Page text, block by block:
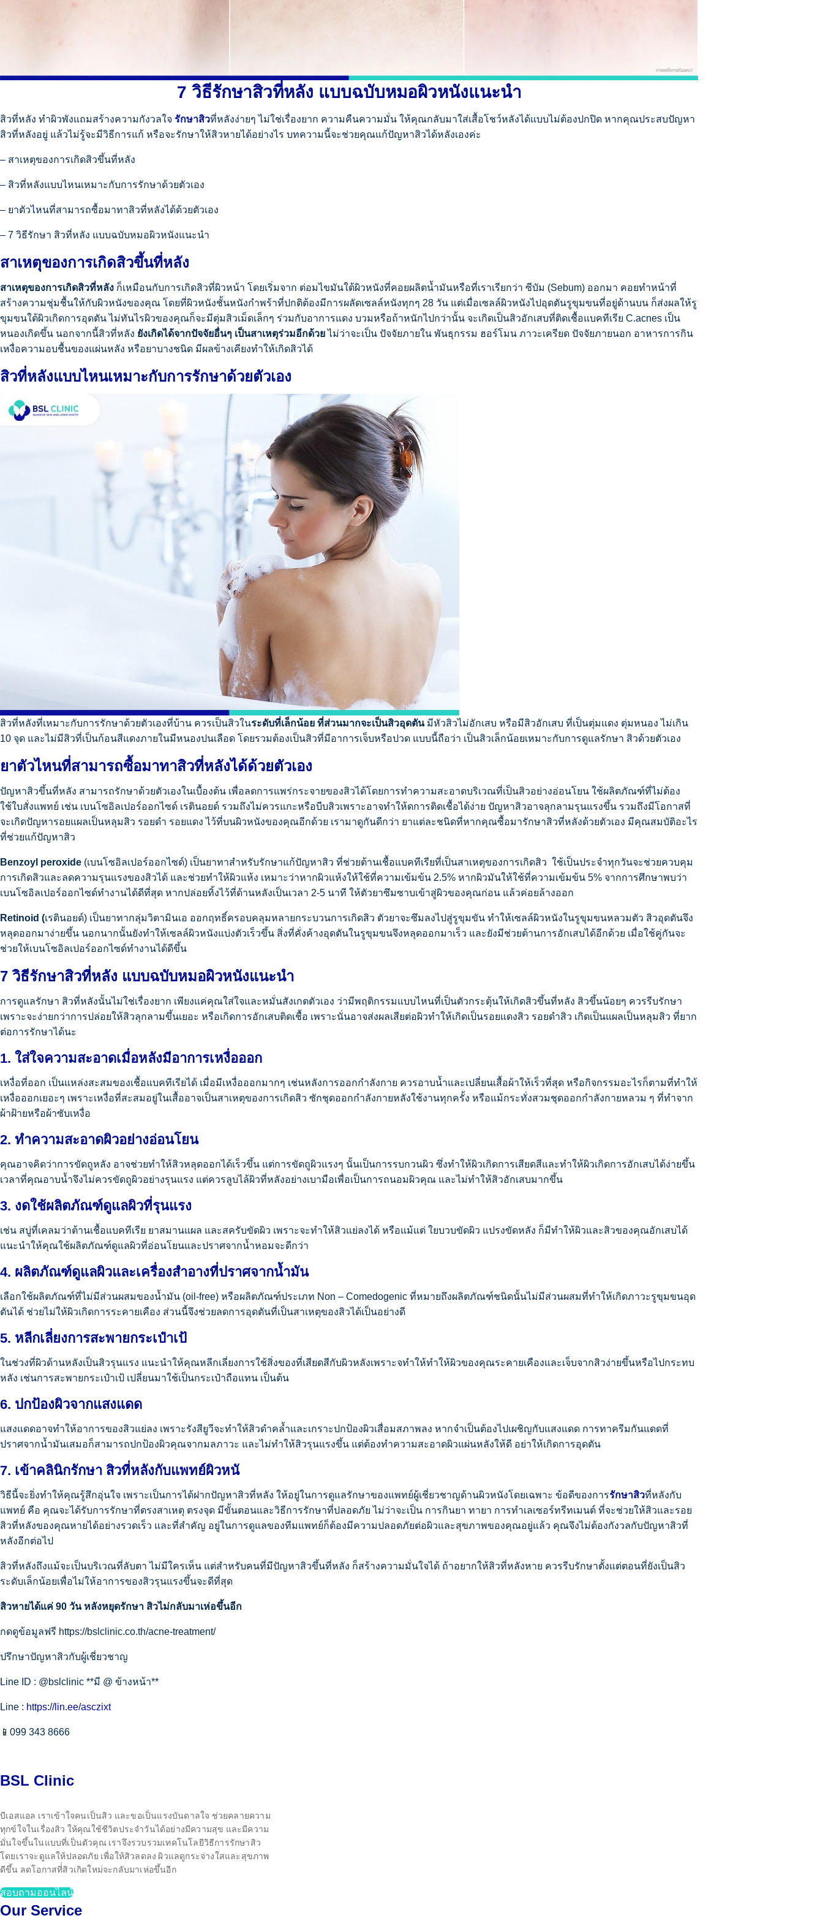
Search
for:
7 วิธีรักษาสิวที่หลัง แบบฉบับหมอผิวหนังแนะนำ
สิวที่หลัง ทำผิวพังแถมสร้างความกังวลใจ รักษาสิวที่หลังง่ายๆ ไม่ใช่เรื่องยาก ความคืนความมั่น ให้คุณกลับมาใส่เสื้อโชว์หลังได้แบบไม่ต้องปกปิด หากคุณประสบปัญหา
สิวที่หลังอยู่ แล้วไม่รู้จะมีวิธีการแก้ หรือจะรักษาให้สิวหายได้อย่างไร บทความนี้จะช่วยคุณแก้ปัญหาสิวได้หลังเองค่ะ
– สาเหตุของการเกิดสิวขึ้นที่หลัง
– สิวที่หลังแบบไหนเหมาะกับการรักษาด้วยตัวเอง
– ยาตัวไหนที่สามารถซื้อมาทาสิวที่หลังได้ด้วยตัวเอง
– 7 วิธีรักษา สิวที่หลัง แบบฉบับหมอผิวหนังแนะนำ
สาเหตุของการเกิดสิวขึ้นที่หลัง
สาเหตุของการเกิดสิวที่หลัง ก็เหมือนกับการเกิดสิวที่ผิวหน้า โดยเริ่มจาก ต่อมไขมันใต้ผิวหนังที่คอยผลิตน้ำมันหรือที่เราเรียกว่า ซีบัม (Sebum) ออกมา คอยทำหน้าที่
สร้างความชุ่มชื้นให้กับผิวหนังของคุณ โดยที่ผิวหนังชั้นหนังกำพร้าที่ปกติต้องมีการผลัดเซลล์หนังทุกๆ 28 วัน แต่เมื่อเซลล์ผิวหนังไปอุดตันรูขุมขนที่อยู่ด้านบน ก็ส่งผลให้รู
ขุมขนใต้ผิวเกิดการอุดตัน ไม่ทันไรผิวของคุณก็จะมีตุ่มสิวเม็ดเล็กๆ ร่วมกับอาการแดง บวมหรือถ้าหนักไปกว่านั้น จะเกิดเป็นสิวอักเสบที่ติดเชื้อแบคทีเรีย C.acnes เป็น
หนองเกิดขึ้น นอกจากนี้สิวที่หลัง ยังเกิดได้จากปัจจัยอื่นๆ เป็นสาเหตุร่วมอีกด้วยไม่ว่าจะเป็น ปัจจัยภายใน พันธุกรรม ฮอร์โมน ภาวะเครียด ปัจจัยภายนอก อาหารการกิน
เหงื่อความอบชื้นของแผ่นหลัง หรือยาบางชนิด มีผลข้างเคียงทำให้เกิดสิวได้
สิวที่หลังแบบไหนเหมาะกับการรักษาด้วยตัวเอง
สิวที่หลังที่เหมาะกับการรักษาด้วยตัวเองที่บ้าน ควรเป็นสิวในระดับที่เล็กน้อย ที่ส่วนมากจะเป็นสิวอุดตัน มีหัวสิวไม่อักเสบ หรือมีสิวอักเสบ ที่เป็นตุ่มแดง ตุ่มหนอง ไม่เกิน
10 จุด และไม่มีสิวที่เป็นก้อนสีแดงภายในมีหนองปนเลือด โดยรวมต้องเป็นสิวที่มีอาการเจ็บหรือปวด แบบนี้ถือว่า เป็นสิวเล็กน้อยเหมาะกับการดูแลรักษา สิวด้วยตัวเอง
ยาตัวไหนที่สามารถซื้อมาทาสิวที่หลังได้ด้วยตัวเอง
ปัญหาสิวขึ้นที่หลัง สามารถรักษาด้วยตัวเองในเบื้องต้น เพื่อลดการแพร่กระจายของสิวได้โดยการทำความสะอาดบริเวณที่เป็นสิวอย่างอ่อนโยน ใช้ผลิตภัณฑ์ที่ไม่ต้อง
ใช้ใบสั่งแพทย์ เช่น เบนโซอิลเปอร์ออกไซด์ เรตินอยด์ รวมถึงไม่ควรแกะหรือบีบสิวเพราะอาจทำให้ดการติดเชื้อได้ง่าย ปัญหาสิวอาจลุกลามรุนแรงขึ้น รวมถึงมีโอกาสที่
จะเกิดปัญหารอยแผลเป็นหลุมสิว รอยดำ รอยแดง ไว้ที่บนผิวหนังของคุณอีกด้วย เรามาดูกันดีกว่า ยาแต่ละชนิดที่หากคุณซื้อมารักษาสิวที่หลังด้วยตัวเอง มีคุณสมบัติอะไร
ที่ช่วยแก้ปัญหาสิว
Benzoyl peroxide (เบนโซอิลเปอร์ออกไซด์) เป็นยาทาสำหรับรักษาแก้ปัญหาสิว ที่ช่วยต้านเชื้อแบคทีเรียที่เป็นสาเหตุของการเกิดสิว ใช้เป็นประจำทุกวันจะช่วยควบคุม
การเกิดสิวและลดความรุนแรงของสิวได้ และช่วยทำให้ผิวแห้ง เหมาะว่าหากผิวแห้งให้ใช้ที่ความเข้มข้น 2.5% หากผิวมันให้ใช้ที่ความเข้มข้น 5% จากการศึกษาพบว่า
เบนโซอิลเปอร์ออกไซด์ทำงานได้ดีที่สุด หากปล่อยทิ้งไว้ที่ด้านหลังเป็นเวลา 2-5 นาที ให้ตัวยาซึมซาบเข้าสู่ผิวของคุณก่อน แล้วค่อยล้างออก
Retinoid (เรตินอยด์) เป็นยาทากลุ่มวิตามินเอ ออกฤทธิ์ครอบคลุมหลายกระบวนการเกิดสิว ตัวยาจะซึมลงไปสู่รูขุมขัน ทำให้เซลล์ผิวหนังในรูขุมขนหลวมตัว สิวอุดตันจึง
หลุดออกมาง่ายขึ้น นอกนากนั้นยังทำให้เซลล์ผิวหนังแบ่งตัวเร็วขึ้น สิ่งที่คั่งค้างอุดตันในรูขุมขนจึงหลุดออกมาเร็ว และยังมีช่วยต้านการอักเสบได้อีกด้วย เมื่อใช้คู่กันจะ
ช่วยให้เบนโซอิลเปอร์ออกไซด์ทำงานได้ดีขึ้น
7 วิธีรักษาสิวที่หลัง แบบฉบับหมอผิวหนังแนะนำ
การดูแลรักษา สิวที่หลังนั้นไม่ใช่เรื่องยาก เพียงแค่คุณใส่ใจและหมั่นสังเกตตัวเอง ว่ามีพฤติกรรมแบบไหนที่เป็นตัวกระตุ้นให้เกิดสิวขึ้นที่หลัง สิวขึ้นน้อยๆ ควรรีบรักษา
เพราะจะง่ายกว่าการปล่อยให้สิวลุกลามขึ้นเยอะ หรือเกิดการอักเสบติดเชื้อ เพราะนั่นอาจส่งผลเสียต่อผิวทำให้เกิดเป็นรอยแดงสิว รอยดำสิว เกิดเป็นแผลเป็นหลุมสิว ที่ยาก
ต่อการรักษาได้นะ
1. ใส่ใจความสะอาดเมื่อหลังมีอาการเหงื่อออก
เหงื่อที่ออก เป็นแหล่งสะสมของเชื้อแบคทีเรียได้ เมื่อมีเหงื่อออกมากๆ เช่นหลังการออกกำลังกาย ควรอาบน้ำและเปลี่ยนเสื้อผ้าให้เร็วที่สุด หรือกิจกรรมอะไรก็ตามที่ทำให้
เหงื่อออกเยอะๆ เพราะเหงื่อที่สะสมอยู่ในเสื้ออาจเป็นสาเหตุของการเกิดสิว ซักชุดออกกำลังกายหลังใช้งานทุกครั้ง หรือแม้กระทั่งสวมชุดออกกำลังกายหลวม ๆ ที่ทำจาก
ผ้าฝ้ายหรือผ้าซับเหงื่อ
2. ทำความสะอาดผิวอย่างอ่อนโยน
คุณอาจคิดว่าการขัดถูหลัง อาจช่วยทำให้สิวหลุดออกได้เร็วขึ้น แต่การขัดถูผิวแรงๆ นั้นเป็นการรบกวนผิว ซึ่งทำให้ผิวเกิดการเสียดสีและทำให้ผิวเกิดการอักเสบได้ง่ายขึ้น
เวลาที่คุณอาบน้ำจึงไม่ควรขัดถูผิวอย่างรุนแรง แต่ควรลูบไล้ผิวที่หลังอย่างเบามือเพื่อเป็นการถนอมผิวคุณ และไม่ทำให้สิวอักเสบมากขึ้น
3. งดใช้ผลิตภัณฑ์ดูแลผิวที่รุนแรง
เช่น สบู่ที่เคลมว่าต้านเชื้อแบคทีเรีย ยาสมานแผล และสครับขัดผิว เพราะจะทำให้สิวแย่ลงได้ หรือแม้แต่ ใยบวบขัดผิว แปรงขัดหลัง ก็มีทำให้ผิวและสิวของคุณอักเสบได้
แนะนำให้คุณใช้ผลิตภัณฑ์ดูแลผิวที่อ่อนโยนและปราศจากน้ำหอมจะดีกว่า
4. ผลิตภัณฑ์ดูแลผิวและเครื่องสำอางที่ปราศจากน้ำมัน
เลือกใช้ผลิตภัณฑ์ที่ไม่มีส่วนผสมของน้ำมัน (oil-free) หรือผลิตภัณฑ์ประเภท Non – Comedogenic ที่หมายถึงผลิตภัณฑ์ชนิดนั้นไม่มีส่วนผสมที่ทำให้เกิดภาวะรูขุมขนอุด
ตันได้ ช่วยไม่ให้ผิวเกิดการระคายเคือง ส่วนนี้จึงช่วยลดการอุดตันที่เป็นสาเหตุของสิวได้เป็นอย่างดี
5. หลีกเลี่ยงการสะพายกระเป๋าเป้
ในช่วงที่ผิวด้านหลังเป็นสิวรุนแรง แนะนำให้คุณหลีกเลี่ยงการใช้สิ่งของที่เสียดสีกับผิวหลังเพราะจทำให้ทำให้ผิวของคุณระคายเคืองและเจ็บจากสิวง่ายขึ้นหรือไปกระทบ
หลัง เช่นการสะพายกระเป๋าเป้ เปลี่ยนมาใช้เป็นกระเป๋าถือแทน เป็นต้น
6. ปกป้องผิวจากแสงแดด
แสงแดดอาจทำให้อาการของสิวแย่ลง เพราะรังสียูวีจะทำให้สิวดำคล้ำและเกราะปกป้องผิวเสื่อมสภาพลง หากจำเป็นต้องไปเผชิญกับแสงแดด การทาครีมกันแดดที่
ปราศจากน้ำมันเสมอก็สามารถปกป้องผิวคุณจากมลภาวะ และไม่ทำให้สิวรุนแรงขึ้น แต่ต้องทำความสะอาดผิวแผ่นหลังให้ดี อย่าให้เกิดการอุดตัน
7. เข้าคลินิกรักษา สิวที่หลังกับแพทย์ผิวหนั
วิธีนี้จะยิ่งทำให้คุณรู้สึกอุ่นใจ เพราะเป็นการได้ฝากปัญหาสิวที่หลัง ให้อยู่ในการดูแลรักษาของแพทย์ผู้เชี่ยวชาญด้านผิวหนังโดยเฉพาะ ข้อดีของการรักษาสิวที่หลังกับ
แพทย์ คือ คุณจะได้รับการรักษาที่ตรงสาเหตุ ตรงจุด มีขั้นตอนและวิธีการรักษาที่ปลอดภัย ไม่ว่าจะเป็น การกินยา ทายา การทำเลเซอร์ทรีทเมนต์ ที่จะช่วยให้สิวและรอย
สิวที่หลังของคุณหายได้อย่างรวดเร็ว และที่สำคัญ อยู่ในการดูแลของทีมแพทย์ก็ต้องมีความปลอดภัยต่อผิวและสุขภาพของคุณอยู่แล้ว คุณจึงไม่ต้องกังวลกับปัญหาสิวที่
หลังอีกต่อไป
สิวที่หลังถึงแม้จะเป็นบริเวณที่ลับตา ไม่มีใครเห็น แต่สำหรับคนที่มีปัญหาสิวขึ้นที่หลัง ก็สร้างความมั่นใจได้ ถ้าอยากให้สิวที่หลังหาย ควรรีบรักษาตั้งแต่ตอนที่ยังเป็นสิว
ระดับเล็กน้อยเพื่อไม่ให้อาการของสิวรุนแรงขึ้นจะดีที่สุด
สิวหายได้แค่ 90 วัน หลังหยุดรักษา สิวไม่กลับมาเห่อขึ้นอีก
กดดูข้อมูลฟรี https://bslclinic.co.th/acne-treatment/
ปรึกษาปัญหาสิวกับผู้เชี่ยวชาญ
Line ID : @bslclinic **มี @ ข้างหน้า**
Line : https://lin.ee/asczixt
📱099 343 8666
BSL Clinic
บีเอสแอล เราเข้าใจคนเป็นสิว และขอเป็นแรงบันดาลใจ ช่วยคลายความ
ทุกข์ใจในเรื่องสิว ให้คุณใช้ชีวิตประจำวันได้อย่างมีความสุข และมีความ
มั่นใจขึ้นในแบบที่เป็นตัวคุณ เราจึงรวบรวมเทคโนโลยีวิธีการรักษาสิว
โดยเราจะดูแลให้ปลอดภัย เพื่อให้สิวลดลง ผิวแลดูกระจ่างใสและสุขภาพ
ดีขึ้น ลดโอกาสที่่สิวเกิดใหม่จะกลับมาเห่อขึ้นอีก
สอบถามออนไลน์
Our Service